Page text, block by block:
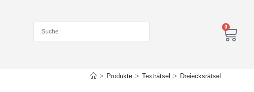
0
> Produkte > Texträtsel > Dreiecksrätsel